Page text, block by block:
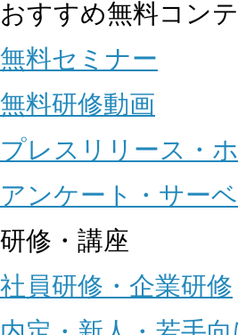
おすすめ無料コン
無料セミナー
無料研修動画
プレスリリース・
アンケート・サー
研修・講座
社員研修・企業研修